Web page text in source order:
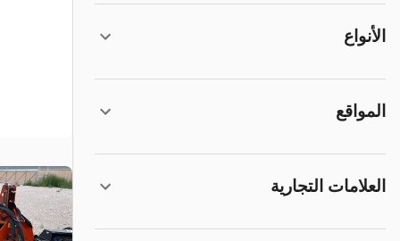
الأنواع
المواقع
العلامات التجارية